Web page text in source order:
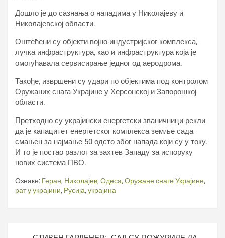
Дошло је до сазнања о нападима у Николајеву и
Николајевској области.
Оштећени су објекти војно-индустријског комплекса,
лучка инфраструктура, као и инфраструктура која је
омогућавала сервисирање једног од аеродрома.
Такође, извршени су удари по објектима под контролом
Оружаних снага Украјине у Херсонској и Запорошкој
области.
Претходно су украјински енергетски званичници рекли
да је капацитет енергетског комплекса земље сада
смањен за најмање 50 одсто због напада који су у току.
И то је постао разлог за захтев Западу за испоруку
нових система ПВО.
Ознаке: Геран, Николајев, Одеса, Оружане снаге Украјине,
рат у украјини, Русија, украјина